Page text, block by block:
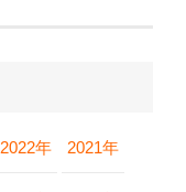
2022年 2021年